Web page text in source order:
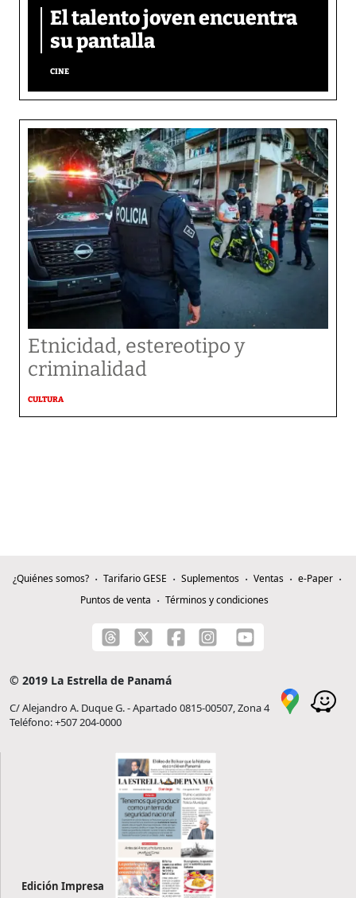
El talento joven encuentra
su pantalla​
CINE
Etnicidad, estereotipo y
criminalidad
CULTURA
¿Quiénes somos? Tarifario GESE Suplementos Ventas
e-Paper
Puntos de venta
Términos y condiciones
© 2019 La Estrella de Panamá
C/ Alejandro A. Duque G. - Apartado 0815-00507, Zona 4
Teléfono: +507 204-0000
Edición Impresa